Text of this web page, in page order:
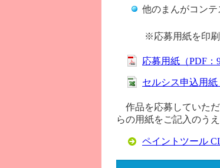
他のまんがコン
※応募用紙を印刷す
応募用紙（PDF：
セルシス申込用紙
作品を応募していただ
らの用紙をご記入のう
ペイントツール